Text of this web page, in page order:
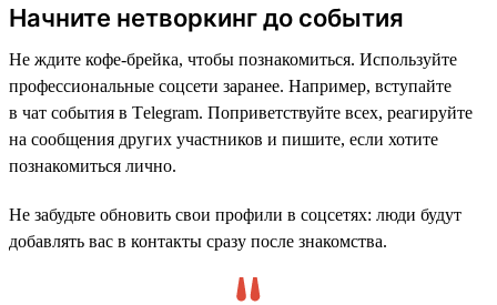
Начните нетворкинг до события
Не ждите кофе-брейка, чтобы познакомиться. Используйте
профессиональные соцсети заранее. Например, вступайте
в чат события в Тelegram. Поприветствуйте всех, реагируйте
на сообщения других участников и пишите, если хотите
познакомиться лично.
Не забудьте обновить свои профили в соцсетях: люди будут
добавлять вас в контакты сразу после знакомства.